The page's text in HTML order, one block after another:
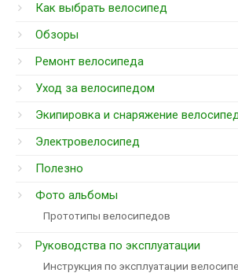
Как выбрать велосипед
Обзоры
Ремонт велосипеда
Уход за велосипедом
Экипировка и снаряжение
Электровелосипед
Полезно
Фото альбомы
Прототипы велосипедов
Руководства по эксплуатации
Инструкция по эксплуатации